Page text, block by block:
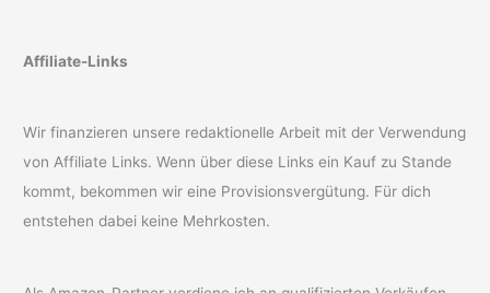
Affiliate-Links
Wir finanzieren unsere redaktionelle Arbeit mit der Verwendung
von Affiliate Links. Wenn über diese Links ein Kauf zu Stande
kommt, bekommen wir eine Provisionsvergütung. Für dich
entstehen dabei keine Mehrkosten.